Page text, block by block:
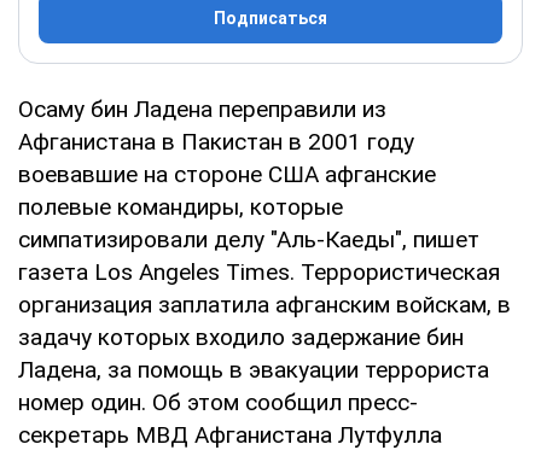
Подписаться
Осаму бин Ладена переправили из
Афганистана в Пакистан в 2001 году
воевавшие на стороне США афганские
полевые командиры, которые
симпатизировали делу "Аль-Каеды", пишет
газета Los Angeles Times. Террористическая
организация заплатила афганским войскам, в
задачу которых входило задержание бин
Ладена, за помощь в эвакуации террориста
номер один. Об этом сообщил пресс-
секретарь МВД Афганистана Лутфулла